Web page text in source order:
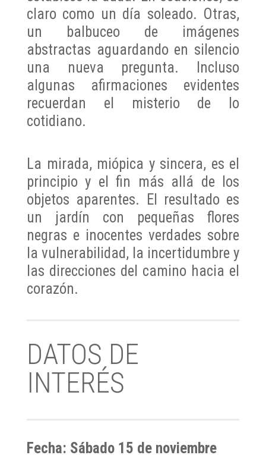
claro como un día soleado. Otras,
un balbuceo de imágenes
abstractas aguardando en silencio
una nueva pregunta. Incluso
algunas afirmaciones evidentes
recuerdan el misterio de lo
cotidiano.
La mirada, miópica y sincera, es el
principio y el fin más allá de los
objetos aparentes. El resultado es
un jardín con pequeñas flores
negras e inocentes verdades sobre
la vulnerabilidad, la incertidumbre y
las direcciones del camino hacia el
corazón.
DATOS DE
INTERÉS
Fecha: Sábado 15 de noviembre